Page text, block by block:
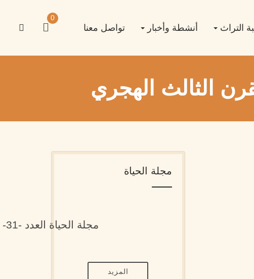
التراث أنشطة وأخبار تواصل معنا
0
الثالث الهجري
مجلة الحياة
مجلة الحياة العدد -31-
المزيد